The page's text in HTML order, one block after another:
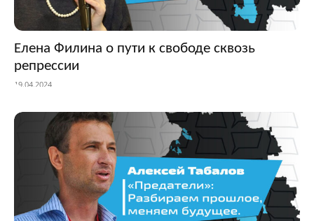
Елена Филина о пути к свободе сквозь
репрессии
19.04.2024